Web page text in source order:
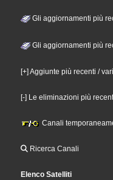
Gli aggiornamenti più
Gli aggiornamenti più
[+] Aggiunte più recenti /
[-] Le eliminazioni più
Canali
Ricerca Canali
Elenco Satelliti